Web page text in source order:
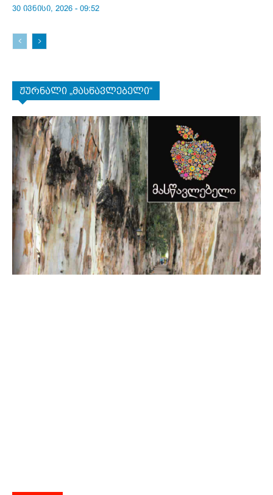
30 ივნისი, 2026 - 09:52
ჟურნალი „მასწავლებელი“